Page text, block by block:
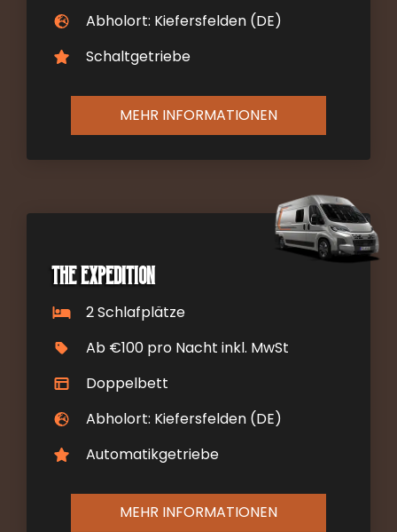
Abholort: Kiefersfelden (DE)
Schaltgetriebe
MEHR INFORMATIONEN
The Expedition
2 Schlafplätze
Ab €100 pro Nacht inkl. MwSt
Doppelbett
Abholort: Kiefersfelden (DE)
Automatikgetriebe
MEHR INFORMATIONEN